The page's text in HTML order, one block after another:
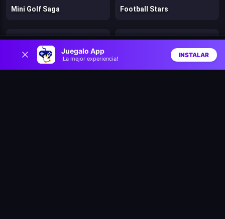
Juegalo App
¡La mejor experiencia!
INSTALAR
Mini Golf Saga Football Stars
Ragdoll Mega Dunk Ski Jump Challenge
Mini Golf Master Unblocked Motocross Racing